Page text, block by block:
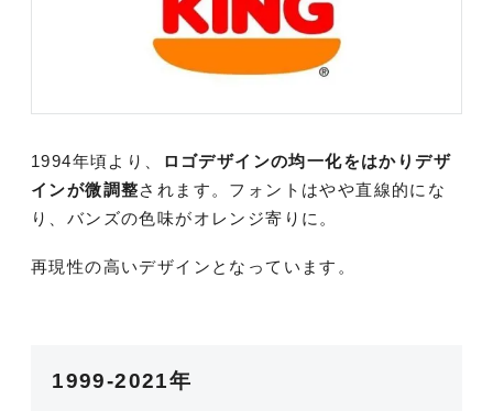
1994年頃より、
ロゴデザインの均一化をはかりデザ
インが微調整されます。フォントはやや直線的にな
り、バンズの色味がオレンジ寄りに。
再現性の高いデザインとなっています。
1999-2021年